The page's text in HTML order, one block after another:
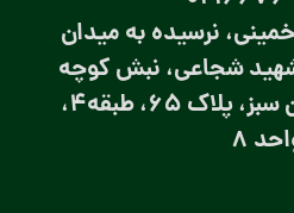
نرسیده به میدان
شجاعی، نبش کوچه
پورالیاس، ساختمان سبز، پلاک 65، طبقه4،
8